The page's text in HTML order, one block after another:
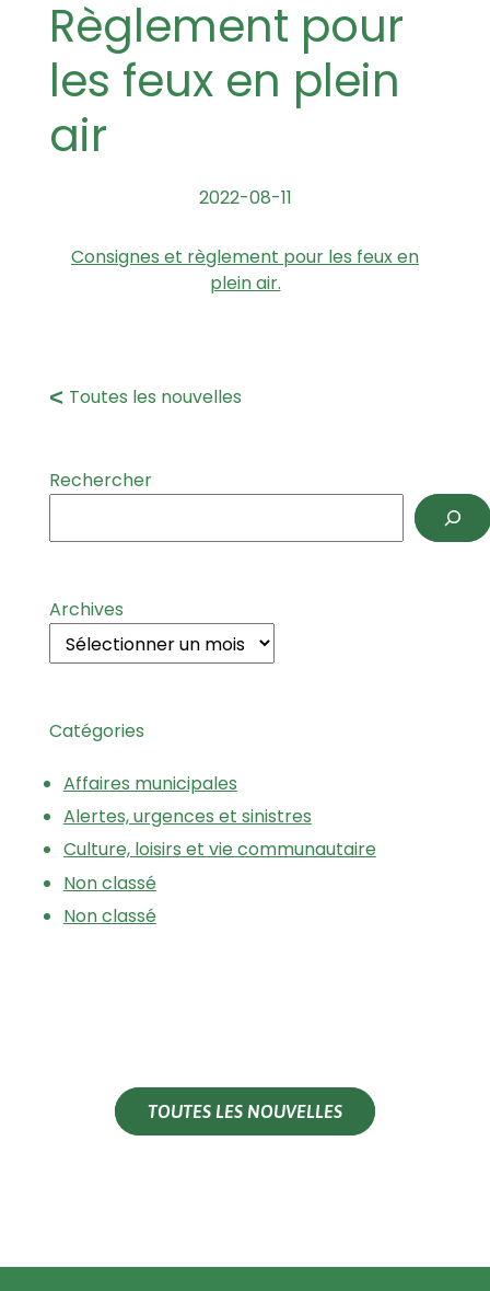
Règlement pour
les feux en plein
air
2022-08-11
Consignes et règlement pour les feux en
plein air.
Toutes les nouvelles
Rechercher
Archives
Catégories
Affaires municipales
Alertes, urgences et sinistres
Culture, loisirs et vie communautaire
Non classé
Non classé
TOUTES LES NOUVELLES